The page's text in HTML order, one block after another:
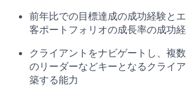
前年比での目標達成の成功経験と
客ポートフォリオの成長率の成功
クライアントをナビゲートし、複
のリーダーなどキーとなるクライ
築する能力